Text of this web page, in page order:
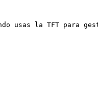
usas la TFT para